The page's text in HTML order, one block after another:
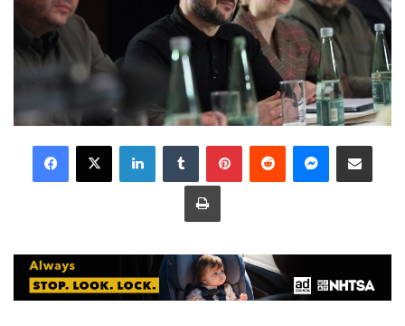
LinkedInTumblr PinterestReddit Messenger
Share via Email
Print